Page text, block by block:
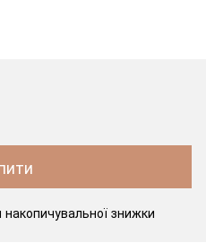
знижки